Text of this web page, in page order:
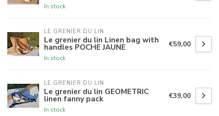
In stock
LE GRENIER DU LIN
Le grenier du lin Linen bag with
handles POCHE JAUNE
In stock
€59,00
LE GRENIER DU LIN
Le grenier du lin GEOMETRIC
linen fanny pack
In stock
€39,00